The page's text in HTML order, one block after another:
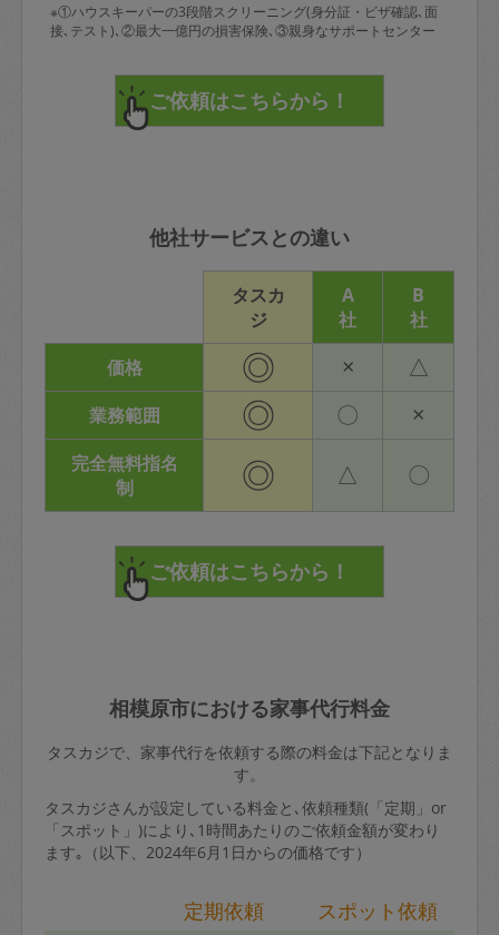
※①ハウスキーパーの3段階スクリーニング(身分証・ビザ確認､面
接､テスト)､②最大一億円の損害保険､③親身なサポートセンター
他社サービスとの違い
タスカ
ジ
A
社
B
社
価格
◎ × △
業務範囲 ◎ 〇 ×
完全無料指名
制
◎ △ 〇
相模原市における家事代行料金
タスカジで、家事代行を依頼する際の料金は下記となりま
す。
タスカジさんが設定している料金と､依頼種類(「定期」or
「スポット」)により､1時間あたりのご依頼金額が変わり
ます｡（以下、2024年6月1日からの価格です）
定期依頼 スポット依頼